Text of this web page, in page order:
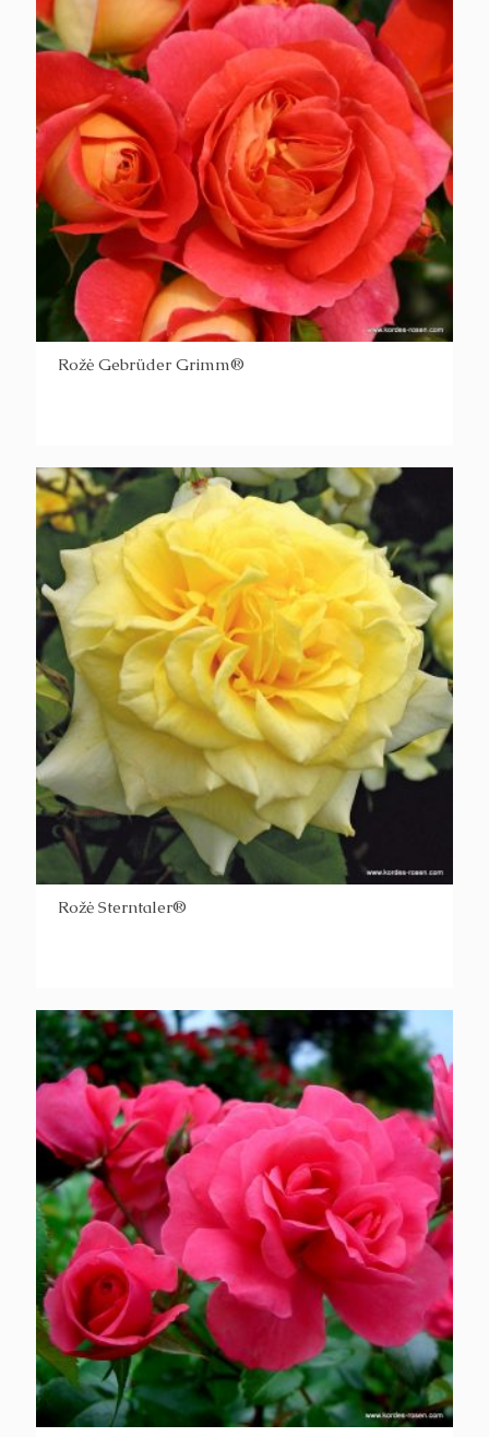
Rožė Gebrüder Grimm®
Rožė Sterntaler®